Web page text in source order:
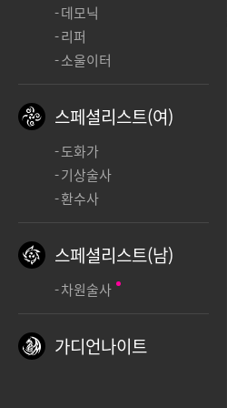
이번 패치로 24초 트리를 가능하
딜사이클이 돌아갈수 있도록 해주
댓글1
쓰
기
데모닉
리퍼
소울이터
스페셜리스트(여)
도화가
기상술사
환수사
스페셜리스트(남)
차원술사
가디언나이트